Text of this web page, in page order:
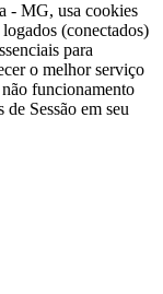
- MG, usa cookies
(conectados)
para
o melhor serviço
funcionamento
Sessão em seu